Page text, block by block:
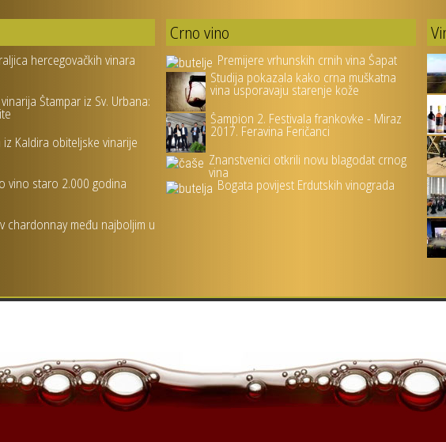
hercegovačkih vinara
Štampar iz Sv. Urbana:
iz Kaldira obiteljske vinarije
vino staro 2.000 godina
chardonnay među najboljim u
Crno vino
Premijere vrhunskih crnih vina Šapat
Studija pokazala kako crna muškatna
vina usporavaju starenje kože
Šampion 2. Festivala frankovke - Miraz
2017. Feravina Feričanci
Znanstvenici otkrili novu blagodat crnog
vina
Bogata povijest Erdutskih vinograda